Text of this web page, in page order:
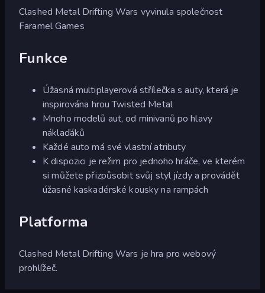
Clashed Metal Drifting Wars vyvinula společnost
Faramel Games
Funkce
Úžasná multiplayerová střílečka s auty, která je
inspirována hrou Twisted Metal
Mnoho modelů aut, od minivanů po hlavy
náklaďáků
Každé auto má své vlastní atributy
K dispozici je režim pro jednoho hráče, ve kterém
si můžete přizpůsobit svůj styl jízdy a provádět
úžasné kaskadérské kousky na rampách
Platforma
Clashed Metal Drifting Wars je hra pro webový
prohlížeč.